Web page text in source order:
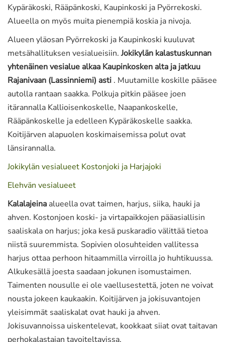
Kypäräkoski, Rääpänkoski, Kaupinkoski ja Pyörrekoski.
Alueella on myös muita pienempiä koskia ja nivoja.
Alueen yläosan Pyörrekoski ja Kaupinkoski kuuluvat
metsähallituksen vesialueisiin. Jokikylän kalastuskunnan
yhtenäinen vesialue alkaa Kaupinkosken alta ja jatkuu
Rajanivaan (Lassinniemi) asti . Muutamille koskille pääsee
autolla rantaan saakka. Polkuja pitkin pääsee joen
itärannalla Kallioisenkoskelle, Naapankoskelle,
Rääpänkoskelle ja edelleen Kypäräkoskelle saakka.
Koitijärven alapuolen koskimaisemissa polut ovat
länsirannalla.
Jokikylän vesialueet Kostonjoki ja Harjajoki
Elehvän vesialueet
Kalalajeina alueella ovat taimen, harjus, siika, hauki ja
ahven. Kostonjoen koski- ja virtapaikkojen pääasiallisin
saaliskala on harjus; joka kesä puskaradio välittää tietoa
niistä suuremmista. Sopivien olosuhteiden vallitessa
harjus ottaa perhoon hitaammilla virroilla jo huhtikuussa.
Alkukesällä joesta saadaan jokunen isomustaimen.
Taimenten nousulle ei ole vaellusestettä, joten ne voivat
nousta jokeen kaukaakin. Koitijärven ja jokisuvantojen
yleisimmät saaliskalat ovat hauki ja ahven.
Jokisuvannoissa uiskentelevat, kookkaat siiat ovat taitavan
perhokalastajan tavoiteltavissa.